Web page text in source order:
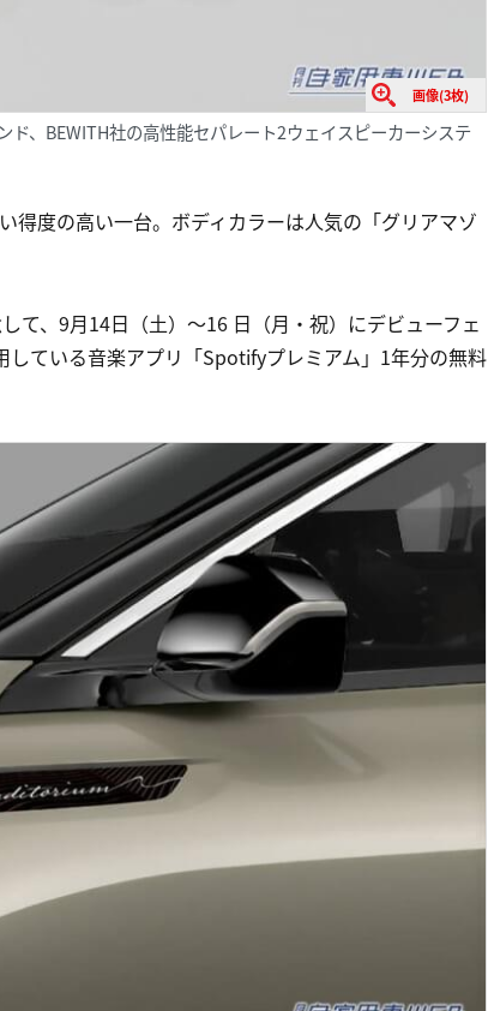
画像(3枚)
、BEWITH社の高性能セパレート2ウェイスピーカーシステ
得度の高い一台。ボディカラーは人気の「グリアマゾ
、9月14日（土）～16 日（月・祝）にデビューフェ
ている音楽アプリ「Spotifyプレミアム」1年分の無料